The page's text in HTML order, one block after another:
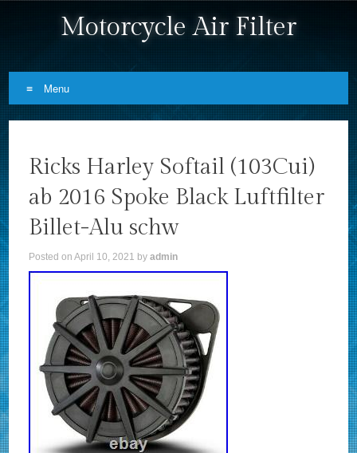
Motorcycle Air Filter
Menu
Ricks Harley Softail (103Cui)
ab 2016 Spoke Black Luftfilter
Billet-Alu schw
Posted onApril 10, 2021 byadmin